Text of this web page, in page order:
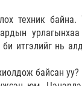
техник байна.
урлагынхаа
итгэлийг нь
байсан уу?